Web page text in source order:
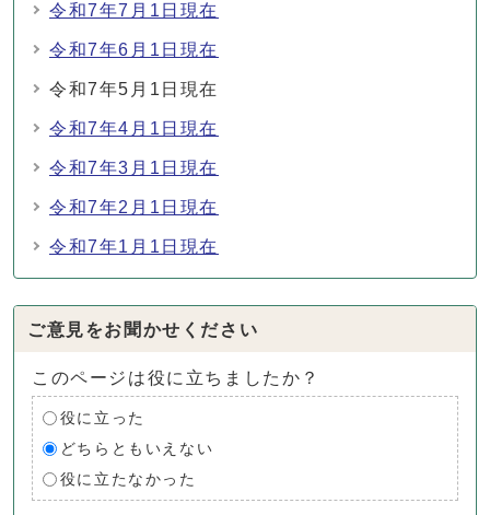
令和7年7月1日現在
令和7年6月1日現在
令和7年5月1日現在
令和7年4月1日現在
令和7年3月1日現在
令和7年2月1日現在
令和7年1月1日現在
ご意見をお聞かせください
このページは役に立ちましたか？
役に立った
どちらともいえない
役に立たなかった